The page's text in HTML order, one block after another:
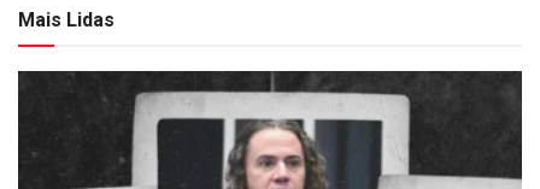
Mais Lidas